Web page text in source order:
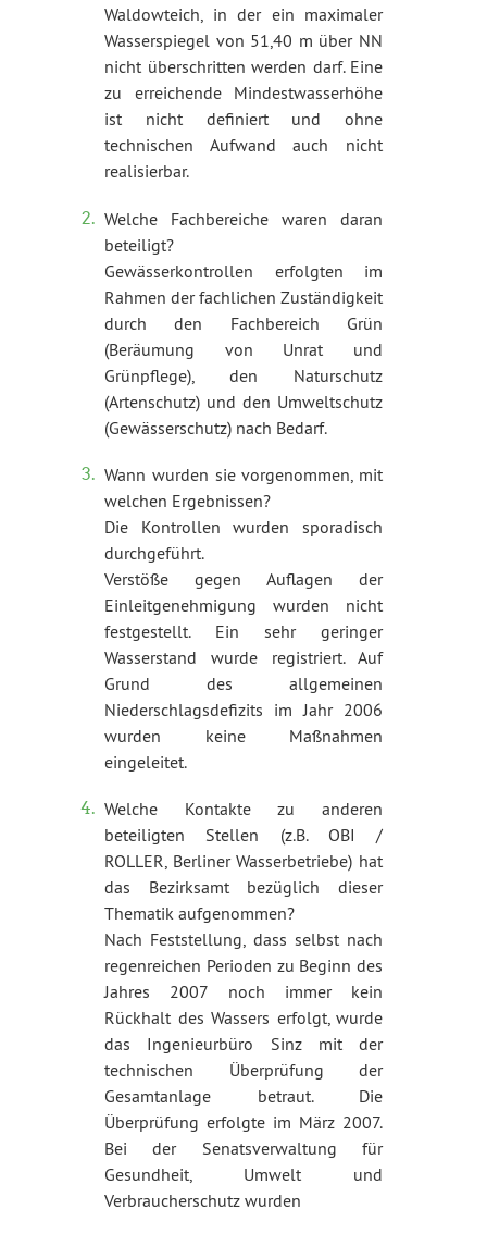
Waldowteich, in der ein maximaler
Wasserspiegel von 51,40 m über NN
nicht überschritten werden darf. Eine
zu erreichende Mindestwasserhöhe
ist nicht definiert und ohne
technischen Aufwand auch nicht
realisierbar.
Welche Fachbereiche waren daran
beteiligt?
Gewässerkontrollen erfolgten im
Rahmen der fachlichen Zuständigkeit
durch den Fachbereich Grün
(Beräumung von Unrat und
Grünpflege), den Naturschutz
(Artenschutz) und den Umweltschutz
(Gewässerschutz) nach Bedarf.
Wann wurden sie vorgenommen, mit
welchen Ergebnissen?
Die Kontrollen wurden sporadisch
durchgeführt.
Verstöße gegen Auflagen der
Einleitgenehmigung wurden nicht
festgestellt. Ein sehr geringer
Wasserstand wurde registriert. Auf
Grund des allgemeinen
Niederschlagsdefizits im Jahr 2006
wurden keine Maßnahmen
eingeleitet.
Welche Kontakte zu anderen
beteiligten Stellen (z.B. OBI /
ROLLER, Berliner Wasserbetriebe) hat
das Bezirksamt bezüglich dieser
Thematik aufgenommen?
Nach Feststellung, dass selbst nach
regenreichen Perioden zu Beginn des
Jahres 2007 noch immer kein
Rückhalt des Wassers erfolgt, wurde
das Ingenieurbüro Sinz mit der
technischen Überprüfung der
Gesamtanlage betraut. Die
Überprüfung erfolgte im März 2007.
Bei der Senatsverwaltung für
Gesundheit, Umwelt und
Verbraucherschutz wurden